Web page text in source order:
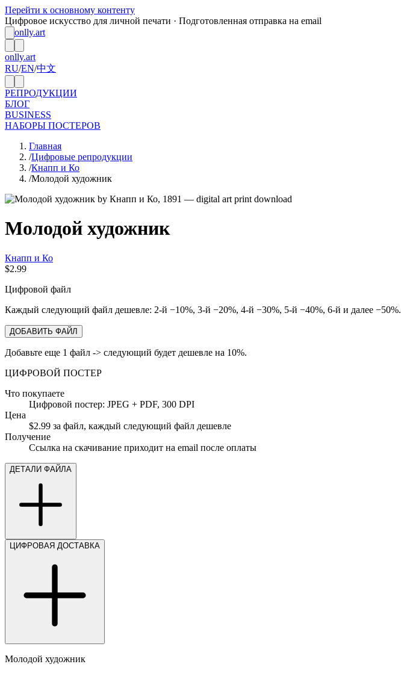
Перейти к основному контенту
Цифровое искусство для личной печати · Подготовленная отправка на email
onlly.art
onlly.art
RU/EN/中文
РЕПРОДУКЦИИ
БЛОГ
BUSINESS
НАБОРЫ ПОСТЕРОВ
Главная
/Цифровые репродукции
/Кнапп и Ко
/Молодой художник
Молодой художник
Кнапп и Ко
$2.99
Цифровой файл
Каждый следующий файл дешевле: 2-й −10%, 3-й −20%, 4-й −30%, 5-й −40%, 6-й и далее −50%.
ДОБАВИТЬ ФАЙЛ
Добавьте еще 1 файл -> следующий будет дешевле на 10%.
ЦИФРОВОЙ ПОСТЕР
Что покупаете
Цифровой постер: JPEG + PDF, 300 DPI
Цена
$2.99 за файл, каждый следующий файл дешевле
Получение
Ссылка на скачивание приходит на email после оплаты
ДЕТАЛИ ФАЙЛА
ЦИФРОВАЯ ДОСТАВКА
Молодой художник